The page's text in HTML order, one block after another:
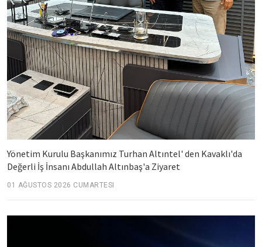
Yönetim Kurulu Başkanımız Turhan Altıntel' den Kavaklı'da
Değerli İş İnsanı Abdullah Altınbaş'a Ziyaret
01 AĞUSTOS 2026 CUMARTESI